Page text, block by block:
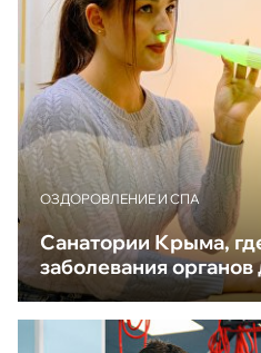
ОЗДОРОВЛЕНИЕ И СПА
Санатории Крыма,
заболевания